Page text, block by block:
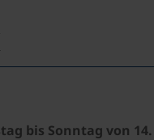
bis Sonntag von